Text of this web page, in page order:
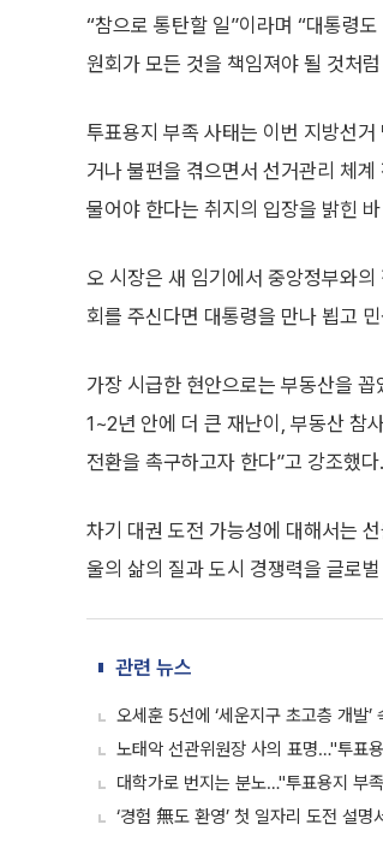
“참으로 통탄할 일”이라며 “대통령
원회가 모든 것을 책임져야 될 것처
투표용지 부족 사태는 이번 지방선
거나 불편을 겪으면서 선거관리 체
물어야 한다는 취지의 입장을 밝힌
오 시장은 새 임기에서 중앙정부와
회를 주신다면 대통령을 만나 뵙고
가장 시급한 현안으로는 부동산을
1~2년 안에 더 큰 재난이, 부동산 참
전환을 촉구하고자 한다”고 강조했다.
차기 대권 도전 가능성에 대해서는
울의 삶의 질과 도시 경쟁력을 글로
관련 뉴스
오세훈 5선에 ‘세운지구 초고층 개발
노태악 선관위원장 사의 표명…"투표
대학가로 번지는 분노…"투표용지 부
‘경험 無도 환영’ 첫 일자리 도전 설명